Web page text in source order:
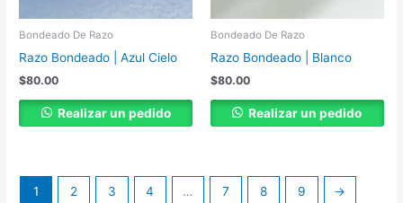
Bondeado De Razo
Razo Bondeado | Azul Cielo
$80.00
Realizar un pedido
Bondeado De Razo
Razo Bondeado | Blanco
$80.00
Realizar un pedido
1 2 3 4 … 7 8 9 →